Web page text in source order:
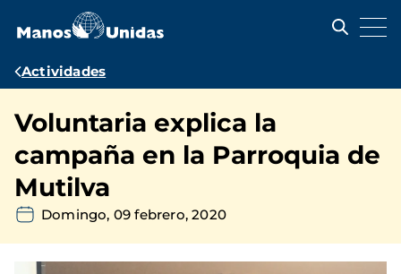
contenido
Ruta
navegación
Actividades
Voluntaria explica la
campaña en la Parroquia de
Mutilva
Domingo, 09 febrero, 2020